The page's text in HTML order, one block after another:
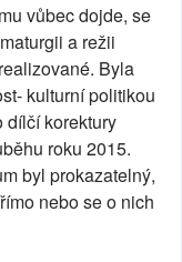
vůbec dojde, se
a režii
Byla
kulturní politikou
dílčí korektury
roku 2015.
byl prokazatelný,
nebo se o nich